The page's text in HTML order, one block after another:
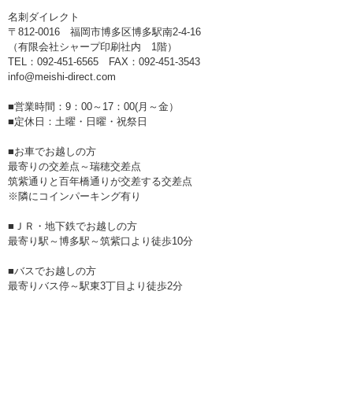
名刺ダイレクト
〒812-0016 福岡市博多区博多駅南2-4-16
（有限会社シャープ印刷社内 1階）
TEL：092-451-6565 FAX：092-451-3543
info@meishi-direct.com
■営業時間：9：00～17：00(月～金）
■定休日：土曜・日曜・祝祭日
■お車でお越しの方
最寄りの交差点～瑞穂交差点
筑紫通りと百年橋通りが交差する交差点
※隣にコインパーキング有り
■ＪＲ・地下鉄でお越しの方
最寄り駅～博多駅～筑紫口より徒歩10分
■バスでお越しの方
最寄りバス停～駅東3丁目より徒歩2分